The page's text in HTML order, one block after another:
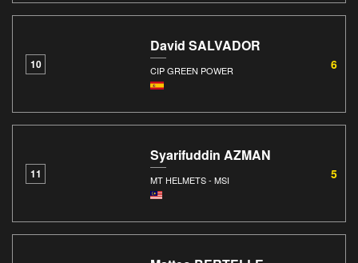
10
David SALVADOR
CIP GREEN POWER 6
11
Syarifuddin AZMAN
MT HELMETS - MSI 5